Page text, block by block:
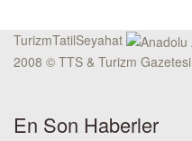
TurizmTatilSeyahat
2008 © TTS & Turizm Gazetesi
En Son Haberler